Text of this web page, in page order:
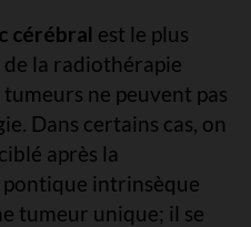
cérébral est le plus
la radiothérapie
ne peuvent pas
Dans certains cas, on
après la
intrinsèque
tumeur unique; il se